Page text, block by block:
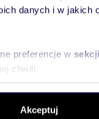
danych i w jakich
preferencje w sekcji
chwili.
Akceptuj